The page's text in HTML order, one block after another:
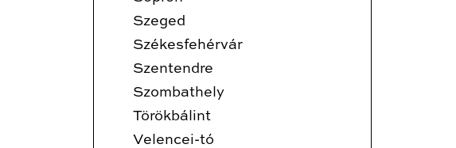
Szeged
Székesfehérvár
Szentendre
Szombathely
Törökbálint
Velencei-tó